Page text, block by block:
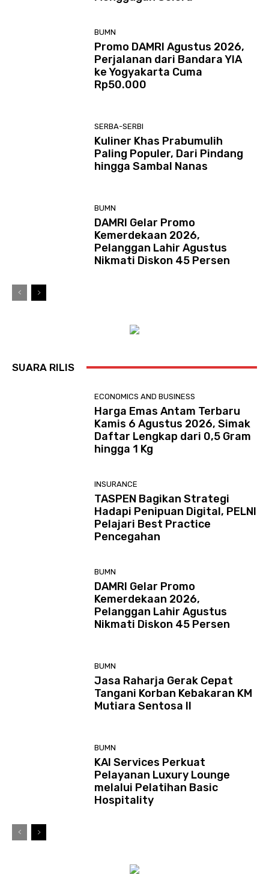
BUMN
Promo DAMRI Agustus 2026,
Perjalanan dari Bandara YIA
ke Yogyakarta Cuma
Rp50.000
SERBA-SERBI
Kuliner Khas Prabumulih
Paling Populer, Dari Pindang
hingga Sambal Nanas
BUMN
DAMRI Gelar Promo
Kemerdekaan 2026,
Pelanggan Lahir Agustus
Nikmati Diskon 45 Persen
SUARA RILIS
ECONOMICS AND BUSINESS
Harga Emas Antam Terbaru
Kamis 6 Agustus 2026, Simak
Daftar Lengkap dari 0,5 Gram
hingga 1 Kg
INSURANCE
TASPEN Bagikan Strategi
Hadapi Penipuan Digital, PELNI
Pelajari Best Practice
Pencegahan
BUMN
DAMRI Gelar Promo
Kemerdekaan 2026,
Pelanggan Lahir Agustus
Nikmati Diskon 45 Persen
BUMN
Jasa Raharja Gerak Cepat
Tangani Korban Kebakaran KM
Mutiara Sentosa II
BUMN
KAI Services Perkuat
Pelayanan Luxury Lounge
melalui Pelatihan Basic
Hospitality